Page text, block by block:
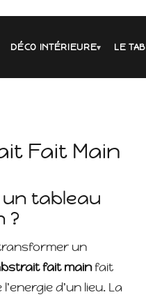
DÉCO INTÉRIEURE▾ LE
Fait Main
tableau
?
un
fait mainfait
d'un lieu. La